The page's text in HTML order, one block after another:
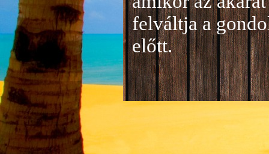
felváltja a
előtt.
Jelentkezés a